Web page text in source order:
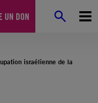
UN DON
israélienne de la